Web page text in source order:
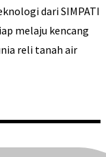
dari SIMPATI
melaju kencang
reli tanah air